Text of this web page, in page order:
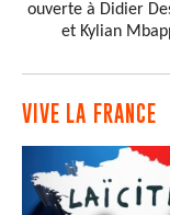
ouverte à Didier
et Kylian
VIVE LA FRANCE